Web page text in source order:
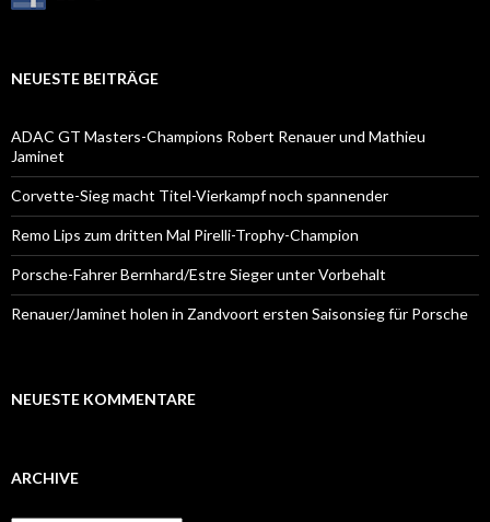
NEUESTE BEITRÄGE
ADAC GT Masters-Champions Robert Renauer und Mathieu
Jaminet
Corvette-Sieg macht Titel-Vierkampf noch spannender
Remo Lips zum dritten Mal Pirelli-Trophy-Champion
Porsche-Fahrer Bernhard/Estre Sieger unter Vorbehalt
Renauer/Jaminet holen in Zandvoort ersten Saisonsieg für Porsche
NEUESTE KOMMENTARE
ARCHIVE